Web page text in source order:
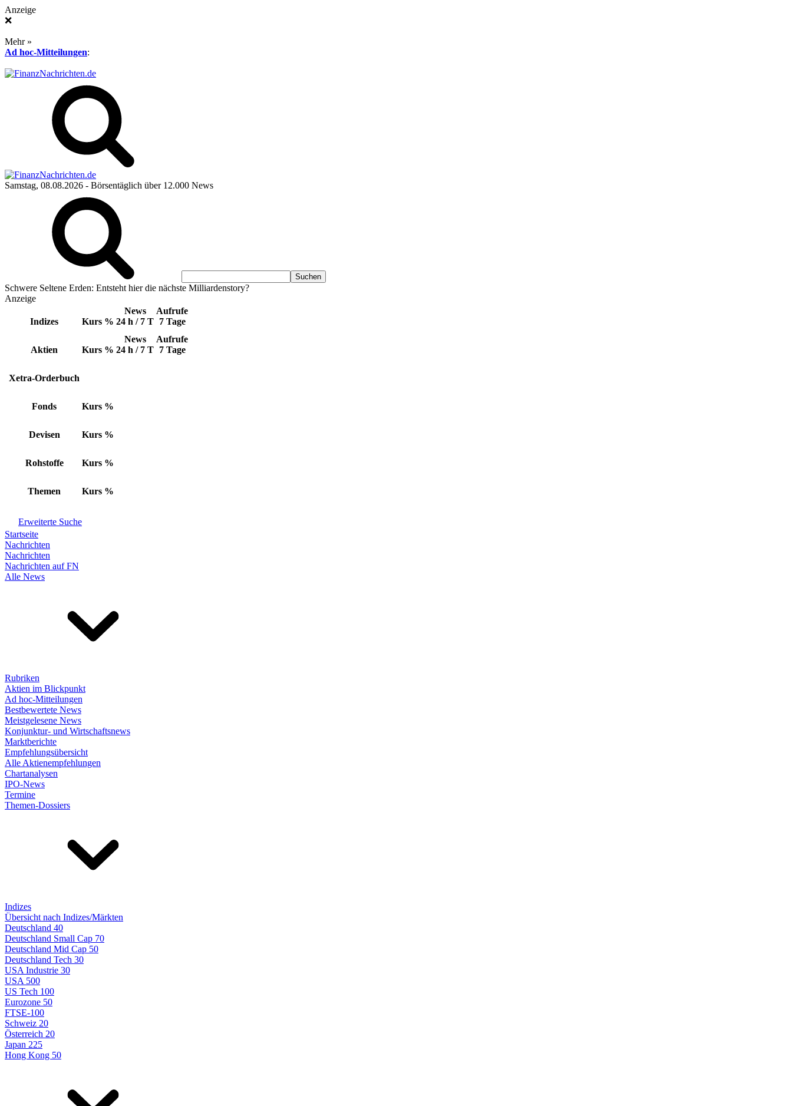
Anzeige
❌
Mehr »
Ad hoc-Mitteilungen:
Samstag, 08.08.2026 - Börsentäglich über 12.000 News
Schwere Seltene Erden: Entsteht hier die nächste Milliardenstory?
Anzeige
Indizes Kurs %
News
24 h / 7 T
Aufrufe
7 Tage
Aktien Kurs %
News
24 h / 7 T
Aufrufe
7 Tage
Xetra-Orderbuch
Fonds Kurs %
Devisen Kurs %
Rohstoffe Kurs %
Themen Kurs %
Erweiterte Suche
Startseite
Nachrichten
Nachrichten
Nachrichten auf FN
Alle News
Rubriken
Aktien im Blickpunkt
Ad hoc-Mitteilungen
Bestbewertete News
Meistgelesene News
Konjunktur- und Wirtschaftsnews
Marktberichte
Empfehlungsübersicht
Alle Aktienempfehlungen
Chartanalysen
IPO-News
Termine
Themen-Dossiers
Indizes
Übersicht nach Indizes/Märkten
Deutschland 40
Deutschland Small Cap 70
Deutschland Mid Cap 50
Deutschland Tech 30
USA Industrie 30
USA 500
US Tech 100
Eurozone 50
FTSE-100
Schweiz 20
Österreich 20
Japan 225
Hong Kong 50